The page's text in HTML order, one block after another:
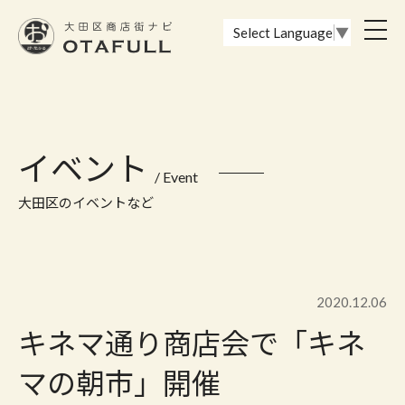
Select Language ▼
イベント / Event
大田区のイベントなど
2020.12.06
キネマ通り商店会で「キネ
マの朝市」開催